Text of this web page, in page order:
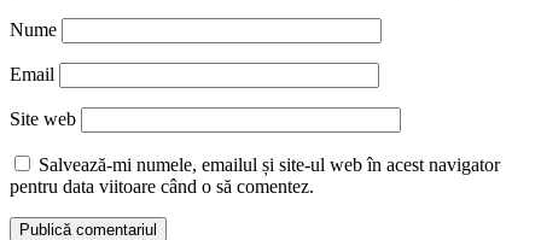
Nume
Email
Site web
Salvează-mi numele, emailul și site-ul web în acest navigator
pentru data viitoare când o să comentez.